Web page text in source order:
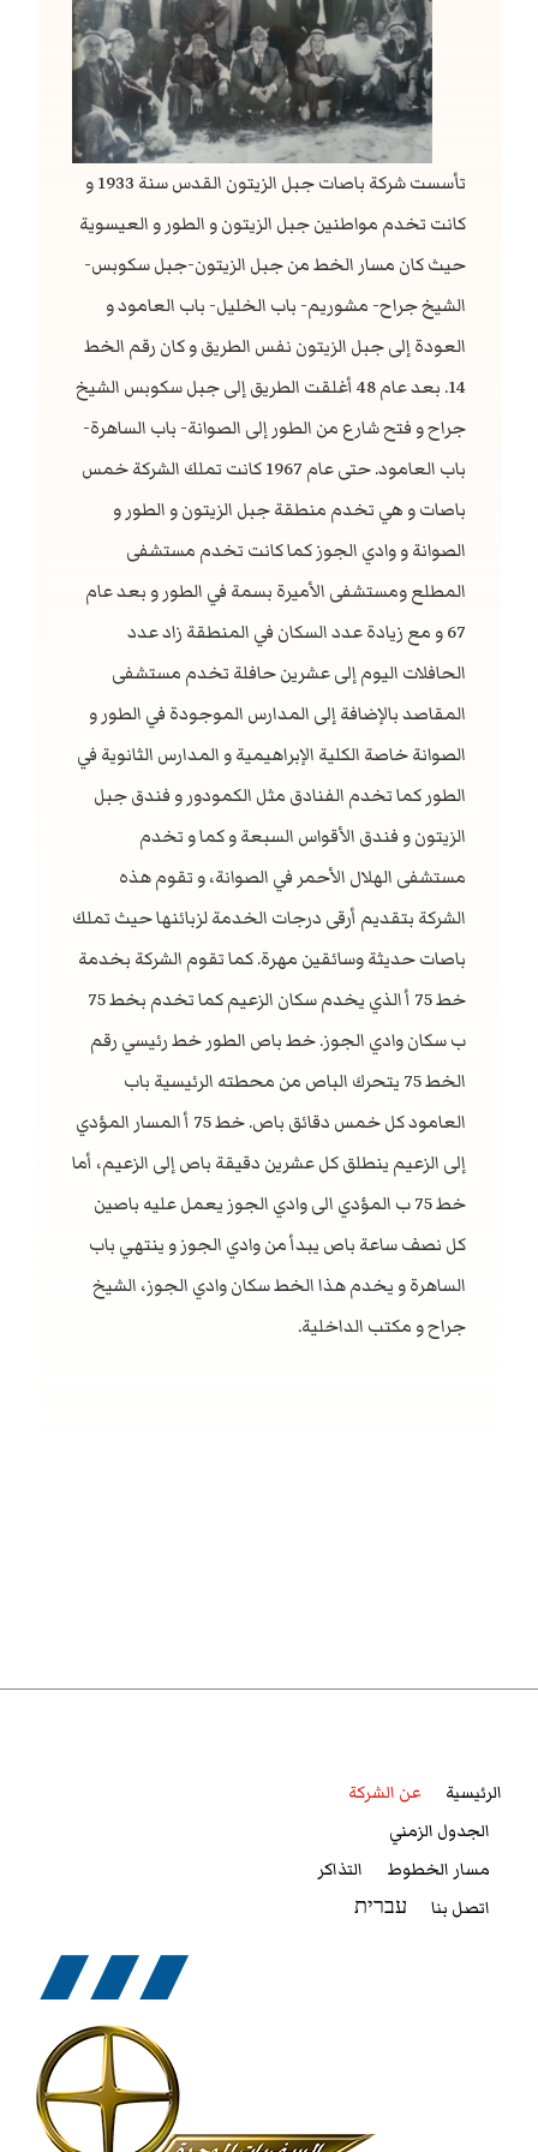
עברית
تأسست شركة باصات جبل الزيتون القدس سنة 1933 و
كانت تخدم مواطنين جبل الزيتون و الطور و العيسوية
حيث كان مسار الخط من جبل الزيتون-جبل سكوبس-
الشيخ جراح- مشوريم- باب الخليل- باب العامود و
العودة إلى جبل الزيتون نفس الطريق و كان رقم الخط
14. بعد عام 48 أغلقت الطريق إلى جبل سكوبس الشيخ
جراح و فتح شارع من الطور إلى الصوانة- باب الساهرة-
باب العامود. حتى عام 1967 كانت تملك الشركة خمس
باصات و هي تخدم منطقة جبل الزيتون و الطور و
الصوانة و وادي الجوز كما كانت تخدم مستشفى
المطلع ومستشفى الأميرة بسمة في الطور و بعد عام
67 و مع زيادة عدد السكان في المنطقة زاد عدد
الحافلات اليوم إلى عشرين حافلة تخدم مستشفى
المقاصد بالإضافة إلى المدارس الموجودة في الطور و
الصوانة خاصة الكلية الإبراهيمية و المدارس الثانوية في
الطور كما تخدم الفنادق مثل الكمودور و فندق جبل
الزيتون و فندق الأقواس السبعة و كما و تخدم
مستشفى الهلال الأحمر في الصوانة، و تقوم هذه
الشركة بتقديم أرقى درجات الخدمة لزبائنها حيث تملك
باصات حديثة وسائقين مهرة. كما تقوم الشركة بخدمة
خط 75 أ الذي يخدم سكان الزعيم كما تخدم بخط 75
ب سكان وادي الجوز. خط باص الطور خط رئيسي رقم
الخط 75 يتحرك الباص من محطته الرئيسية باب
العامود كل خمس دقائق باص. خط 75 أ المسار المؤدي
إلى الزعيم ينطلق كل عشرين دقيقة باص إلى الزعيم، أما
خط 75 ب المؤدي الى وادي الجوز يعمل عليه باصين
كل نصف ساعة باص يبدأ من وادي الجوز و ينتهي باب
الساهرة و يخدم هذا الخط سكان وادي الجوز، الشيخ
جراح و مكتب الداخلية.
الرئيسية
عن الشركة
الجدول الزمني
مسار الخطوط
التذاكر
اتصل بنا
עברית